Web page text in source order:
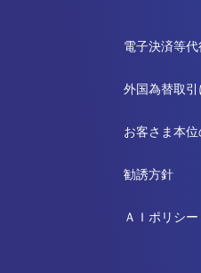
電子決済等
外国為替取
お客さま本
勧誘方針
ＡＩポリシー